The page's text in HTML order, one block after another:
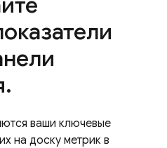
.
ваши ключевые
на доску метрик в